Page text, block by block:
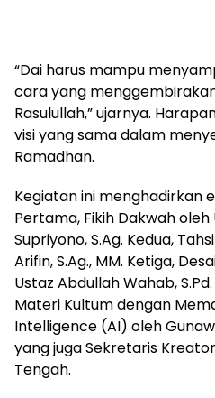
“Dai harus mampu
cara yang
Rasulullah,” ujarnya.
visi yang sama dalam
Ramadhan.
Kegiatan ini menghadirkan
Pertama, Fikih Dakwah
Supriyono, S.Ag. Kedua,
Arifin, S.Ag., MM. Ketiga,
Ustaz Abdullah Wahab,
Materi Kultum dengan
Intelligence (AI) oleh
yang juga Sekretaris
Tengah.